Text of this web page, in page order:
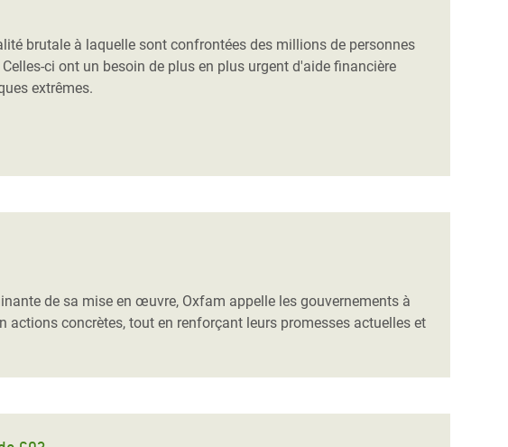
brutale à laquelle sont confrontées des millions de personnes
ci ont un besoin de plus en plus urgent d'aide financière
extrêmes.
de sa mise en œuvre, Oxfam appelle les gouvernements à
concrètes, tout en renforçant leurs promesses actuelles et